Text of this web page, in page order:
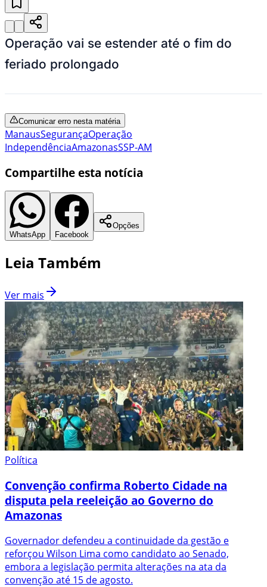
Operação vai se estender até o fim do
feriado prolongado
Comunicar erro nesta matéria
ManausSegurançaOperação
IndependênciaAmazonasSSP-AM
Compartilhe esta notícia
WhatsApp Facebook
Opções
Leia Também
Ver mais
Política
Convenção confirma Roberto Cidade na
disputa pela reeleição ao Governo do
Amazonas
Governador defendeu a continuidade da gestão e
reforçou Wilson Lima como candidato ao Senado,
embora a legislação permita alterações na ata da
convenção até 15 de agosto.